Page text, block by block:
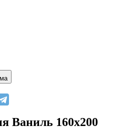
Ваниль 160х200